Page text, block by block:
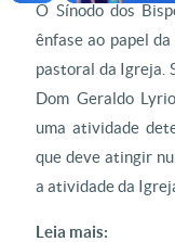
O Sínodo dos
ênfase ao papel
pastoral da Igreja.
Dom Geraldo
uma atividade
que deve atingir
a atividade da
Leia mais: